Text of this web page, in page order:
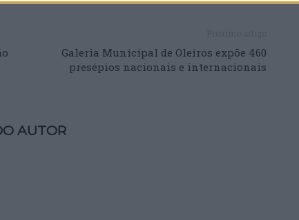
Galeria Municipal de Oleiros expõe 460
presépios nacionais e internacionais
AUTOR